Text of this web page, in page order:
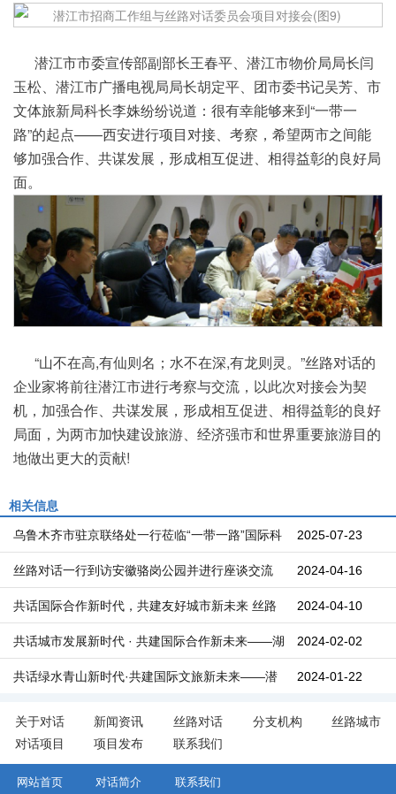
潜江市市委宣传部副部长王春平、 潜江市物价局局长闫
玉松、 潜江市广播电视局局长胡定平、团市委书记吴芳、市
文体旅新局科长李姝纷纷说道：很有幸能够来到“一带一
路”的起点——西安进行项目对接、考察，希望两市之间能
够加强合作、共谋发展，形成相互促进、相得益彰的良好局
面。
“山不在高,有仙则名；水不在深,有龙则灵。”丝路对话的
企业家将前往潜江市进行考察与交流，以此次对接会为契
机，加强合作、共谋发展，形成相互促进、相得益彰的良好
局面，为两市加快建设旅游、经济强市和世界重要旅游目的
地做出更大的贡献!
相关信息
2025-07-23
乌鲁木齐市驻京联络处一行莅临“一带一路”国际科
技企业联盟 2024-04-16
丝路对话一行到访安徽骆岗公园并进行座谈交流
2024-04-10
共话国际合作新时代，共建友好城市新未来 丝路
对话见证共促中俄友好——宿州市人民政府与俄罗
斯基洛夫斯克市政府举行座谈交流会并签订建立友
好城市关系意向书
2024-02-02
共话城市发展新时代 · 共建国际合作新未来——湖
北十堰市茅箭区领导一行到访丝路对话国际会客厅
对话交流
2024-01-22
共话绿水青山新时代·共建国际文旅新未来——潜
山市天柱山管委会一行到访丝路对话委员会座谈交
流
关于对话 新闻资讯 丝路对话 分支机构
丝路城市
对话项目
项目发布 联系我们
网站首页 对话简介 联系我们